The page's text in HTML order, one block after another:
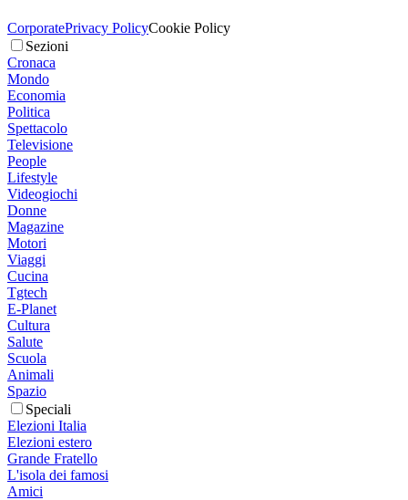
CorporatePrivacy PolicyCookie Policy
Sezioni
Cronaca
Mondo
Economia
Politica
Spettacolo
Televisione
People
Lifestyle
Videogiochi
Donne
Magazine
Motori
Viaggi
Cucina
Tgtech
E-Planet
Cultura
Salute
Scuola
Animali
Spazio
Speciali
Elezioni Italia
Elezioni estero
Grande Fratello
L'isola dei famosi
Amici